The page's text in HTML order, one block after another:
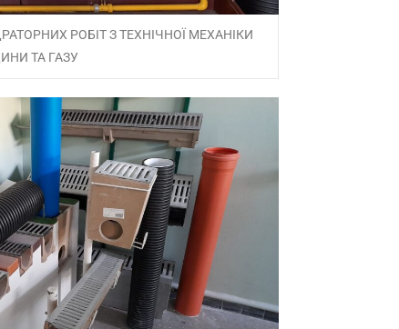
РОБІТ З ТЕХНІЧНОЇ МЕХАНІКИ
ТА ГАЗУ